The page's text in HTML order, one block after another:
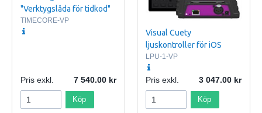
"Verktygslåda för tidkod"
TIMECORE-VP
Pris exkl. 7 540.00
Köp
Visual Cuety
ljuskontroller för iOS
LPU-1-VP
Pris exkl. 3 047.00
Köp